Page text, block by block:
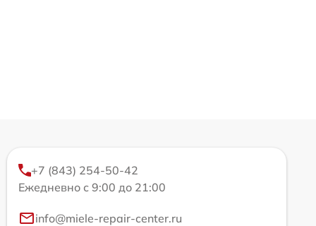
+7 (843) 254-50-42
Ежедневно с 9:00 до 21:00
info@miele-repair-center.ru